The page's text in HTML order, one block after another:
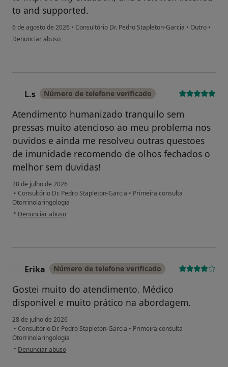
to and supported.
6 de agosto de 2026 • Consultório Dr. Pedro Stapleton-Garcia • Outro •
na opinião do utilizador M. E.
Denunciar abuso
L.s Número de telefone verificado
Atendimento humanizado tranquilo sem
pressas muito atencioso ao meu problema nos
ouvidos e ainda me resolveu outras questoes
de imunidade recomendo de olhos fechados o
melhor sem duvidas!
28 de julho de 2026
• Consultório Dr. Pedro Stapleton-Garcia • Primeira consulta
Otorrinolaringologia
• na opinião do utilizador L.s
Denunciar abuso
Erika Número de telefone verificado
Gostei muito do atendimento. Médico
disponível e muito prático na abordagem.
28 de julho de 2026
• Consultório Dr. Pedro Stapleton-Garcia • Primeira consulta
Otorrinolaringologia
• na opinião do utilizador Erika
Denunciar abuso